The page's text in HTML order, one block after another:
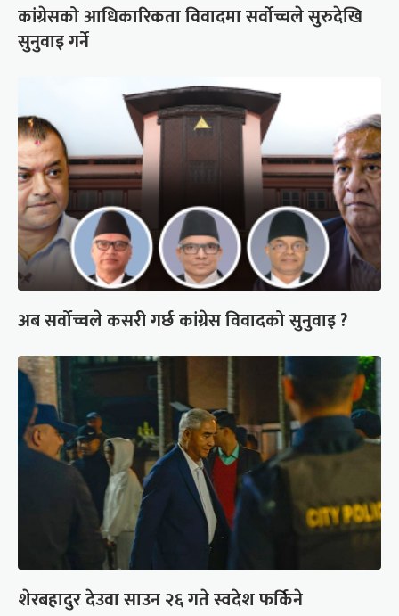
कांग्रेसको आधिकारिकता विवादमा सर्वोच्चले सुरुदेखि
सुनुवाइ गर्ने
अब सर्वोच्चले कसरी गर्छ कांग्रेस विवादको सुनुवाइ ?
शेरबहादुर देउवा साउन २६ गते स्वदेश फर्किने